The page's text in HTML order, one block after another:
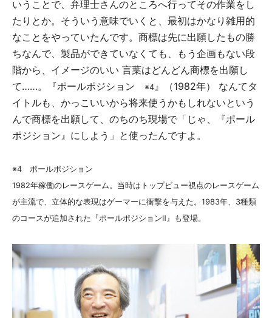
いうことで、弁理士さんのところへ行ってその作業をし
たりとか。そういう意味でいくと、最初はかなり雑用的
なことをやっていたんです。商標は先に出願したもの勝
ちなんで、製品ができていなくても、もう企画もない段
階から、イメージのいい 言葉はどんどん商標を出願し
て……。『ポールポジション
※4』（1982年） なんてタ
イトルも、かっこいいから将来使うかもしれないという
んで商標を出願して、のちのち現場で「じゃ、『ポール
ポジション』にしよう」と使ったんですよ。
※4 ポールポジション
1982年稼働のレースゲーム。当時はトップビュー視点のレースゲーム
が主流で、立体的な表現はゲーマーに衝撃を与えた。1983年、3種類
のコースが追加された『ポールポジションⅡ』も登場。